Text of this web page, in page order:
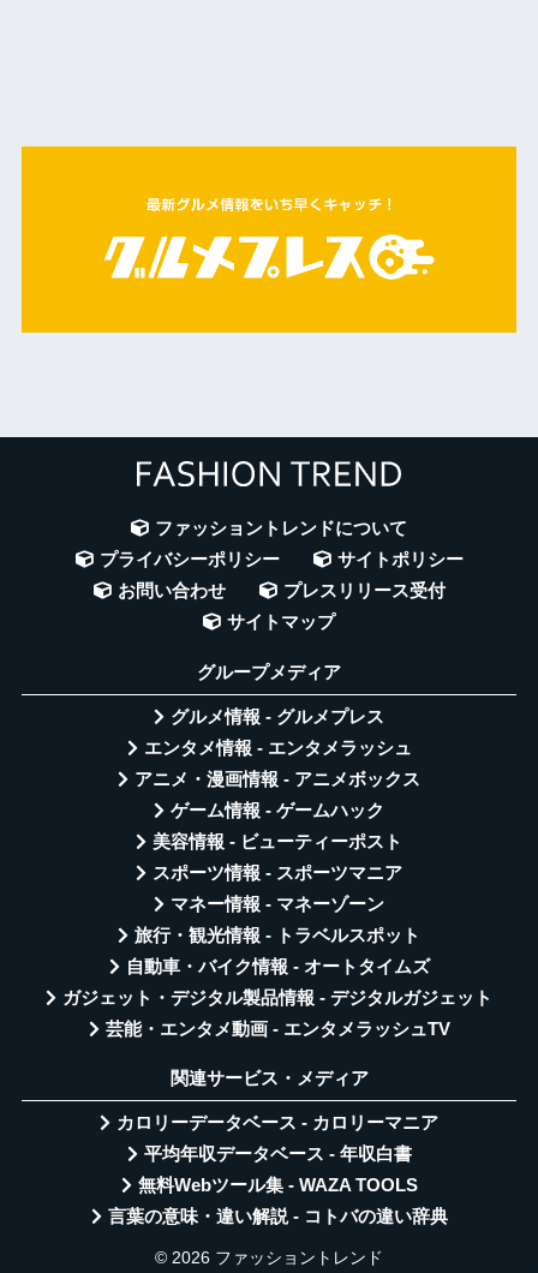
ファッショントレンドについて
プライバシーポリシー
サイトポリシー
お問い合わせ
プレスリリース受付
サイトマップ
グループメディア
グルメ情報 - グルメプレス
エンタメ情報 - エンタメラッシュ
アニメ・漫画情報 - アニメボックス
ゲーム情報 - ゲームハック
美容情報 - ビューティーポスト
スポーツ情報 - スポーツマニア
マネー情報 - マネーゾーン
旅行・観光情報 - トラベルスポット
自動車・バイク情報 - オートタイムズ
ガジェット・デジタル製品情報 - デジタルガジェット
芸能・エンタメ動画 - エンタメラッシュTV
関連サービス・メディア
カロリーデータベース - カロリーマニア
平均年収データベース - 年収白書
無料Webツール集 - WAZA TOOLS
言葉の意味・違い解説 - コトバの違い辞典
© 2026 ファッショントレンド